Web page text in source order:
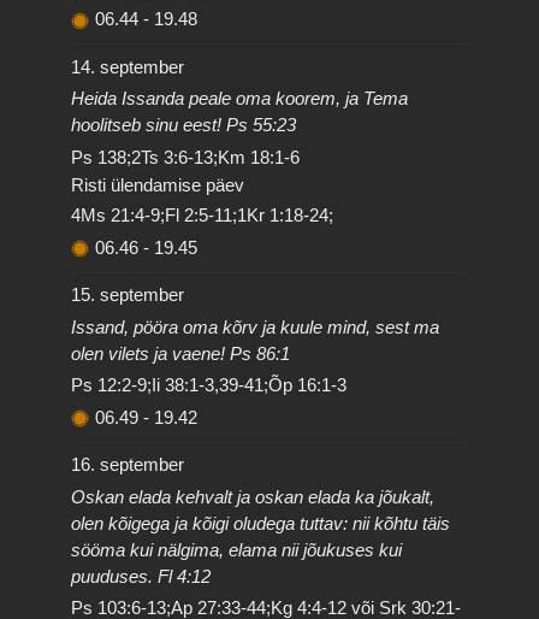
06.44 - 19.48
14. september
Heida Issanda peale oma koorem, ja Tema
hoolitseb sinu eest! Ps 55:23
Ps 138;2Ts 3:6-13;Km 18:1-6
Risti ülendamise päev
4Ms 21:4-9;Fl 2:5-11;1Kr 1:18-24;
06.46 - 19.45
15. september
Issand, pööra oma kõrv ja kuule mind, sest ma
olen vilets ja vaene! Ps 86:1
Ps 12:2-9;Ii 38:1-3,39-41;Õp 16:1-3
06.49 - 19.42
16. september
Oskan elada kehvalt ja oskan elada ka jõukalt,
olen kõigega ja kõigi oludega tuttav: nii kõhtu täis
sööma kui nälgima, elama nii jõukuses kui
puuduses. Fl 4:12
Ps 103:6-13;Ap 27:33-44;Kg 4:4-12 või Srk 30:21-